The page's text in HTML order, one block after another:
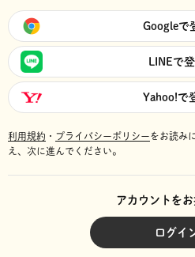
Googleで
LINEで
Yahoo!で
利用規約 ・ プライバシーポリシーをお読み
え、次に進んでください。
アカウントを
ログイ